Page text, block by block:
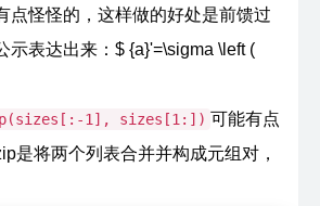
点怪怪的，这样做的好处是前馈过
示表达出来：$ {a}'=\sigma \left (
1], sizes[1:]) 可能有点
是将两个列表合并并构成元组对，